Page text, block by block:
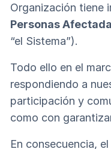
Organización tiene
Personas
“el Sistema”).
Todo ello en el
respondiendo a
participación y
como con
En consecuencia,